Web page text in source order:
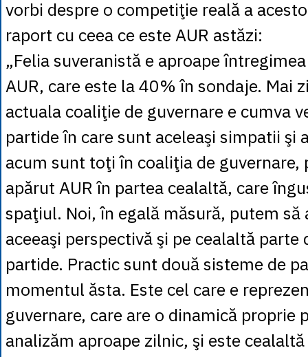
vorbi despre o competiţie reală a
raport cu ceea ce este AUR astăzi:
„Felia suveranistă e aproape
AUR, care este la 40% în sondaje. Mai
actuala coaliţie de guvernare e cumva
partide în care sunt aceleaşi simpatii şi
acum sunt toţi în coaliţia de guvernare,
apărut AUR în partea cealaltă, care
spaţiul. Noi, în egală măsură, putem să
aceeaşi perspectivă şi pe cealaltă parte
partide. Practic sunt două sisteme de
momentul ăsta. Este cel care e
guvernare, care are o dinamică proprie
analizăm aproape zilnic, şi este